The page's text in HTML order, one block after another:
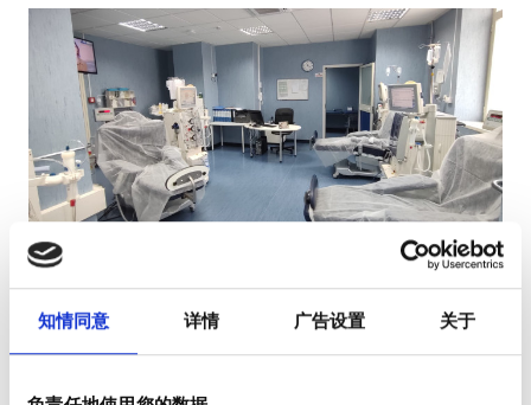
知情同意 详情 广告设置 关于
HIV患者
乙型肝炎患者
丙型肝炎患者
GHIC
Nefrocenter GSE s.r.l.
Pozzuoli, 意大利
1.77 距离市中心公里数
小吃 免费WiFi 电视屏幕 免费接送 免费停车